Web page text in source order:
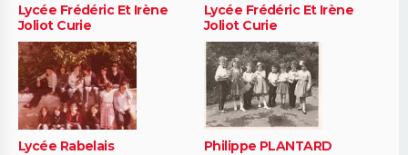
Lycée Frédéric Et Irène
Joliot Curie
Lycée Frédéric Et Irène
Joliot Curie
Lycée Rabelais Philippe PLANTARD